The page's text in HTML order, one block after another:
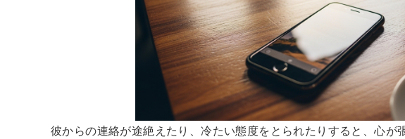
彼からの連絡が途絶えたり、冷たい態度をとられたりすると、心が